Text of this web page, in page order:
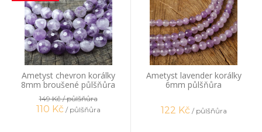
Ametyst chevron korálky
8mm broušené půlšňůra
149 Kč/ půlšňůra
110 Kč / půlšňůra
Ametyst lavender korálky
6mm půlšňůra
122 Kč / půlšňůra